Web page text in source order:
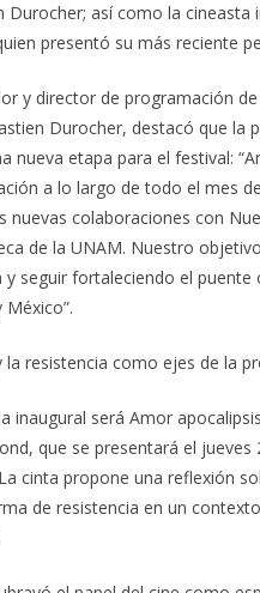
Durocher; así como la cineasta
presentó su más reciente
y director de programación
Durocher, destacó que la
nueva etapa para el festival:
a lo largo de todo el mes
nuevas colaboraciones con
de la UNAM. Nuestro
y seguir fortaleciendo el puente
México”.
la resistencia como ejes de la
inaugural será Amor
que se presentará el jueves
cinta propone una reflexión
de resistencia en un